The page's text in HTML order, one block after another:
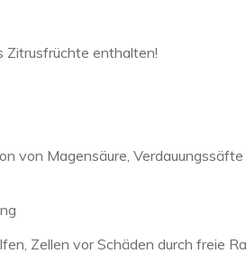
Zitrusfrüchte enthalten!
von Magensäure,
Zellen vor Schäden durch freie